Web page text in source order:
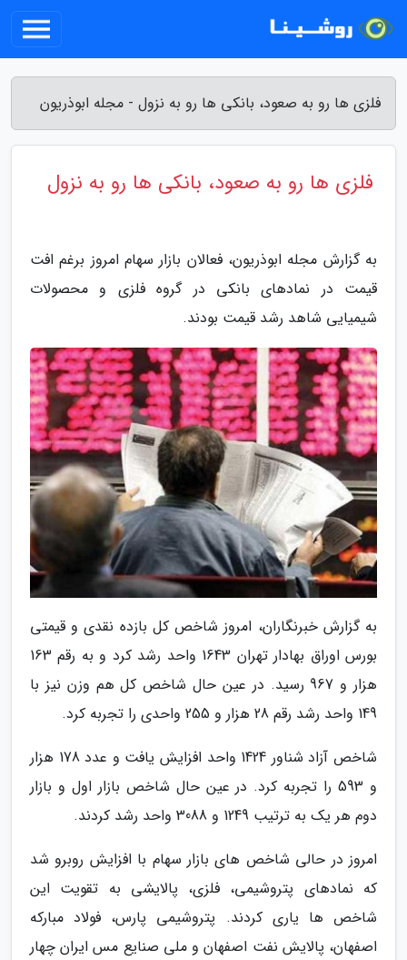
فلزی ها رو به صعود، بانکی ها رو به نزول - مجله ابوذریون
فلزی ها رو به صعود، بانکی ها رو به نزول
به گزارش مجله ابوذریون، فعالان بازار سهام امروز برغم افت
قیمت در نمادهای بانکی در گروه فلزی و محصولات
شیمیایی شاهد رشد قیمت بودند.
به گزارش خبرنگاران، امروز شاخص کل بازده نقدی و قیمتی
بورس اوراق بهادار تهران 1643 واحد رشد کرد و به رقم 163
هزار و 967 رسید. در عین حال شاخص کل هم وزن نیز با
149 واحد رشد رقم 28 هزار و 255 واحدی را تجربه کرد.
شاخص آزاد شناور 1424 واحد افزایش یافت و عدد 178 هزار
و 593 را تجربه کرد. در عین حال شاخص بازار اول و بازار
دوم هر یک به ترتیب 1249 و 3088 واحد رشد کردند.
امروز در حالی شاخص های بازار سهام با افزایش روبرو شد
که نمادهای پتروشیمی، فلزی، پالایشی به تقویت این
شاخص ها یاری کردند. پتروشیمی پارس، فولاد مبارکه
اصفهان، پالایش نفت اصفهان و ملی صنایع مس ایران چهار